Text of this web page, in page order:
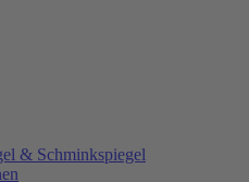
& Schminkspiegel